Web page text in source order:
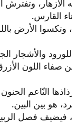
وتفترش
القارس.​
وتكسوا الأرض
والأشجار
صفاء اللون
النّاعم الحنون
ھو بين البين.​
فيضيف فصل